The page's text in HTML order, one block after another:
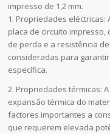
impresso de 1,2 mm.
1. Propriedades
placa de circuito impresso,
de perda e a resistência
consideradas para
específica.
2. Propriedades térmicas:
expansão térmica do
factores importantes a
que requerem elevada